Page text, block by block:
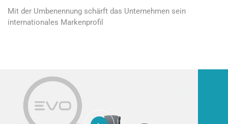
Mit der Umbenennung schärft das Unternehmen sein
internationales Markenprofil